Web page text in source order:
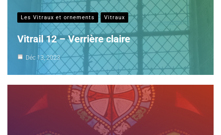
Les Vitraux et ornements Vitraux
Vitrail 12 – Verrière claire
Déc 13, 2023